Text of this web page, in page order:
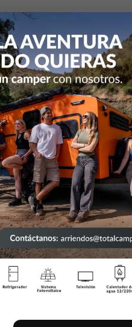
Estanques agua